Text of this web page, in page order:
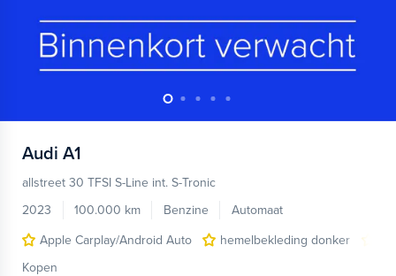
Audi A1
allstreet 30 TFSI S-Line int. S-Tronic
2023
100.000 km Benzine
Automaat
Apple Carplay/Android Auto
hemelbekleding donker
Kopen